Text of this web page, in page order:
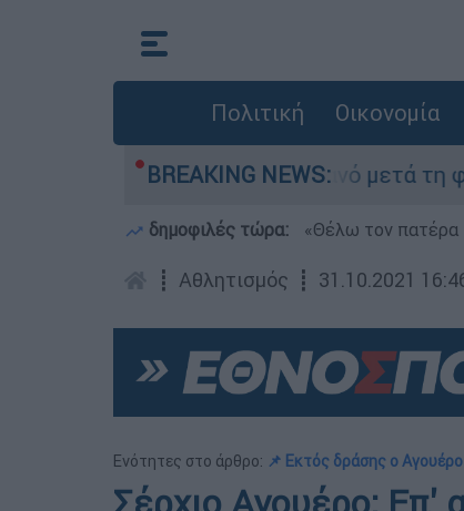
Πολιτική Οικονομία
BREAKING NEWS:
στο Πόρτο Γερμανό μετά τη φωτιά -
δημοφιλές τώρα: «Θέλω τον πατέρα
┋ Αθλητισμός ┋ 31.10.2021
Ενότητες στο άρθρο: 📌 Εκτός δράσης ο Αγουέρο